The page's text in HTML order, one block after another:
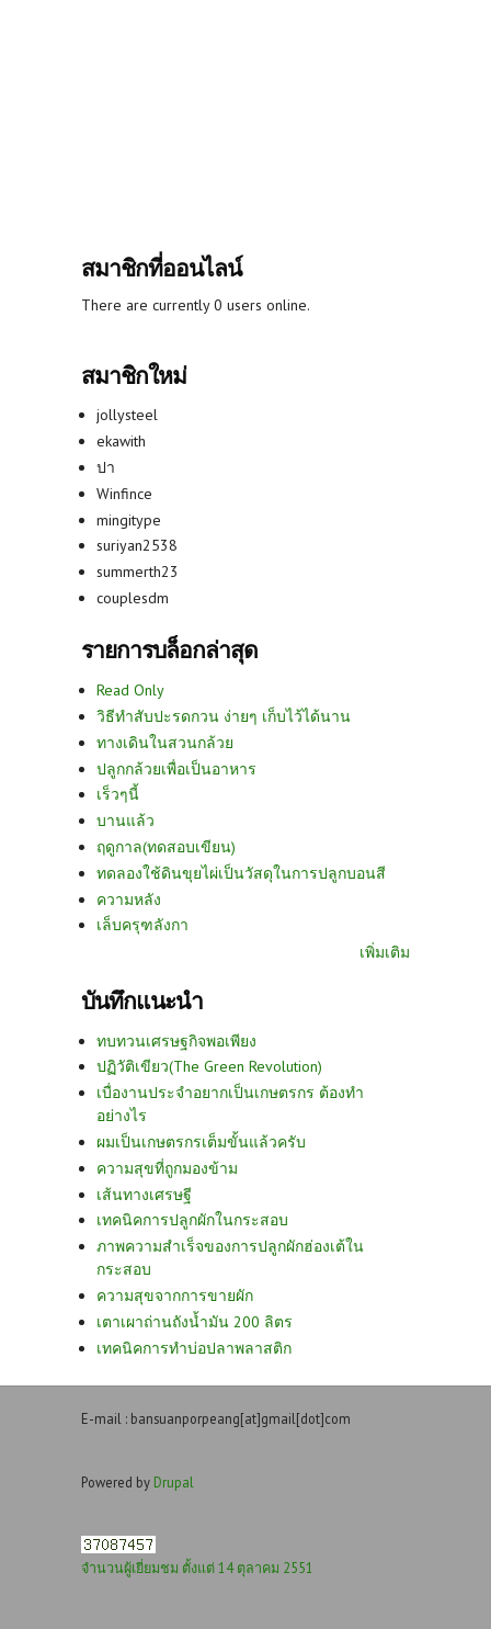
สมาชิกที่ออนไลน์
There are currently 0 users online.
สมาชิกใหม่
jollysteel
ekawith
ปา
Winfince
mingitype
suriyan2538
summerth23
couplesdm
รายการบล็อกล่าสุด
Read Only
วิธีทำสับปะรดกวน ง่ายๆ เก็บไว้ได้นาน
ทางเดินในสวนกล้วย
ปลูกกล้วยเพื่อเป็นอาหาร
เร็วๆนี้
บานแล้ว
ฤดูกาล(ทดสอบเขียน)
ทดลองใช้ดินขุยไผ่เป็นวัสดุในการปลูกบอนสี
ความหลัง
เล็บครุฑลังกา
เพิ่มเติม
บันทึกแนะนำ
ทบทวนเศรษฐกิจพอเพียง
ปฏิวัติเขียว(The Green Revolution)
เบื่องานประจำอยากเป็นเกษตรกร ต้องทำ
อย่างไร
ผมเป็นเกษตรกรเต็มขั้นแล้วครับ
ความสุขที่ถูกมองข้าม
เส้นทางเศรษฐี
เทคนิคการปลูกผักในกระสอบ
ภาพความสำเร็จของการปลูกผักฮ่องเต้ใน
กระสอบ
ความสุขจากการขายผัก
เตาเผาถ่านถังน้ำมัน 200 ลิตร
เทคนิคการทำบ่อปลาพลาสติก
E-mail : bansuanporpeang[at]gmail[dot]com
Powered by Drupal
จำนวนผู้เยี่ยมชม ตั้งแต่ 14 ตุลาคม 2551